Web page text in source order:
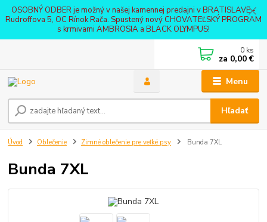
OSOBNÝ ODBER je možný v našej kamennej predajni v BRATISLAVE -
Rudroffova 5, OC Rínok Rača. Spustený nový CHOVATEĽSKÝ PROGRAM
s krmivami AMBROSIA a BLACK OLYMPUS!
Menu
Hľadať
0 ks
za 0,00 €
Úvod Oblečenie Zimné oblečenie pre veľké psy Bunda 7XL
Bunda 7XL